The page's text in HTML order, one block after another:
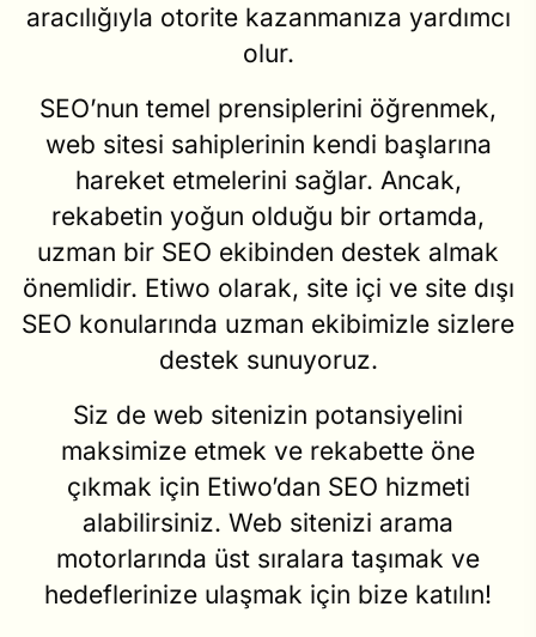
aracılığıyla otorite kazanmanıza yardımcı
olur.
SEO’nun temel prensiplerini öğrenmek,
web sitesi sahiplerinin kendi başlarına
hareket etmelerini sağlar. Ancak,
rekabetin yoğun olduğu bir ortamda,
uzman bir SEO ekibinden destek almak
önemlidir. Etiwo olarak, site içi ve site dışı
SEO konularında uzman ekibimizle sizlere
destek sunuyoruz.
Siz de web sitenizin potansiyelini
maksimize etmek ve rekabette öne
çıkmak için Etiwo’dan SEO hizmeti
alabilirsiniz. Web sitenizi arama
motorlarında üst sıralara taşımak ve
hedeflerinize ulaşmak için bize katılın!